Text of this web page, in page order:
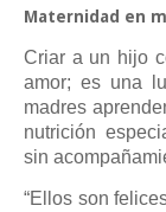
Maternidad en
Criar a un hijo
amor; es una
madres
nutrición
sin
“Ellos son